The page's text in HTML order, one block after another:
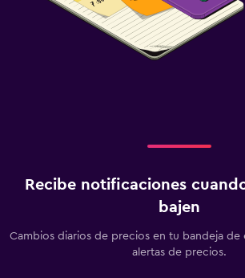
Recibe notificaciones
bajen
Cambios diarios de precios en tu bandeja de
alertas de precios.